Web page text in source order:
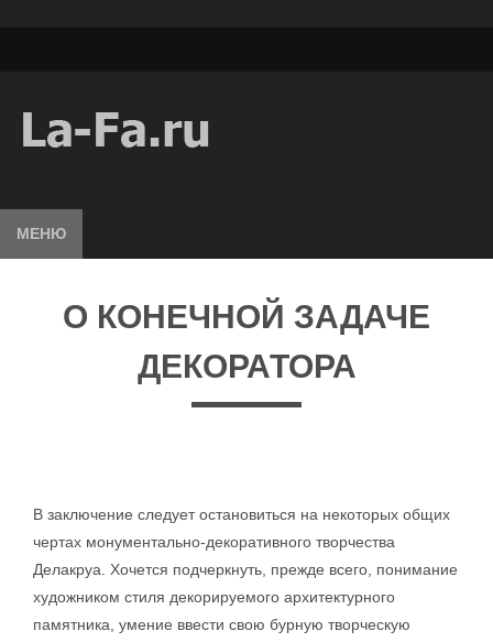
МЕНЮ
О КОНЕЧНОЙ ЗАДАЧЕ
ДЕКОРАТОРА
В заключение следует остановиться на некоторых общих
чертах монументально-декоративного творчества
Делакруа. Хочется подчеркнуть, прежде всего, понимание
художником стиля декорируемого архитектурного
памятника, умение ввести свою бурную творческую